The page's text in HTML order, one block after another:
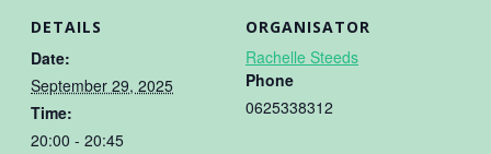
DETAILS
Date:
September 29, 2025
Time:
20:00 - 20:45
ORGANISATOR
Rachelle Steeds
Phone
0625338312